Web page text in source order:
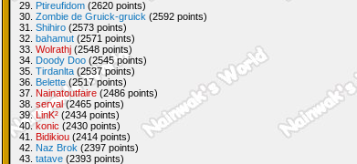
29. Ptireufidom (2620 points)
30. Zombie de Gruick-gruick (2592 points)
31. Shihiro (2573 points)
32. bahamut (2571 points)
33. Wolrathj (2548 points)
34. Doody Doo (2545 points)
35. Tirdanlta (2537 points)
36. Belette (2517 points)
37. Nainatoutfaire (2486 points)
38. serval(2465 points)
39.LinK² (2434 points)
40.konic (2430 points)
41. Bidikiou (2414 points)
42. Naz Brok (2397 points)
43. tatave (2393 points)